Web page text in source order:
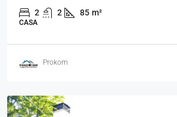
2 2 85 m²
CASA
Prokom